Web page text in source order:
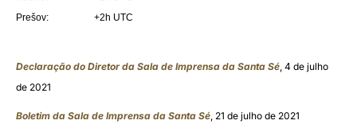
Prešov:
+2h UTC
Declaração do Diretor da Sala de Imprensa da Santa Sé, 4 de julho
de 2021
Boletim da Sala de Imprensa da Santa Sé, 21 de julho de 2021